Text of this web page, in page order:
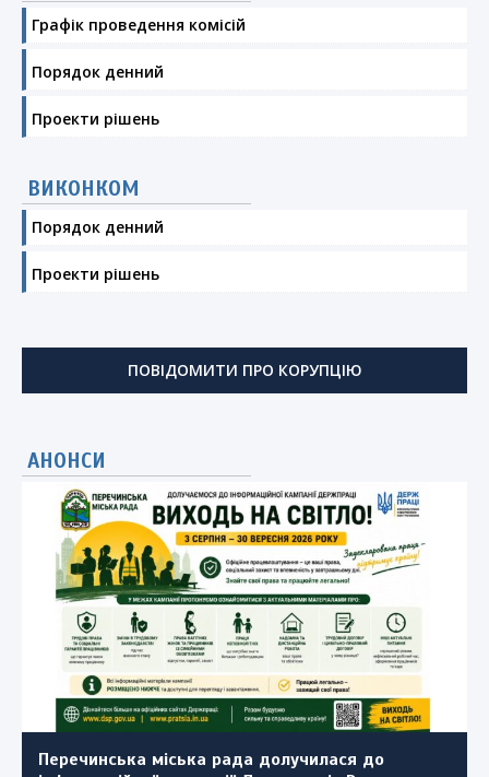
Графік проведення комісій
Порядок денний
Проекти рішень
ВИКОНКОМ
Порядок денний
Проекти рішень
ПОВІДОМИТИ ПРО КОРУПЦІЮ
АНОНСИ
Перечинська міська рада долучилася до
Повідомлення про проведення громадських
Для тих, хто шукає роботу!